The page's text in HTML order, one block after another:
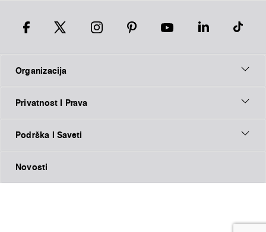
Organizacija
Privatnost I Prava
Podrška I Saveti
Novosti